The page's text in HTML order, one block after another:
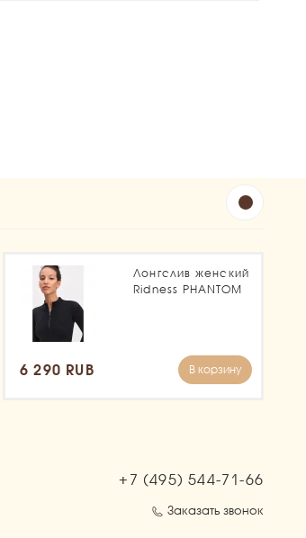
Лонгслив женский
Ridness PHANTOM
6 290 RUB В корзину
+7 (495) 544-71-66
Заказать звонок